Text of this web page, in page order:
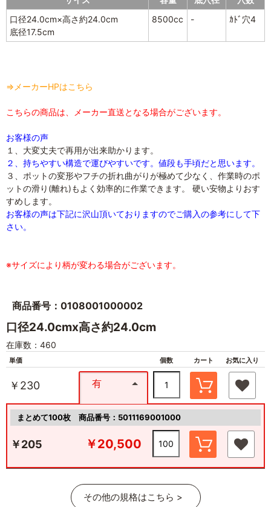
口径24.0cm×高さ約24.0cm
底径17.5cm
8500cc - ｶﾄﾞ穴4
⇒メーカーHPはこちら
こちらの商品は、メーカー直送となる場合がございます。
お客様の声
１、大変丈夫で再用が出来助かります。
２、持ちやすい構造で運びやすいです。値段も手頃だと思います。
３、ポットの変形やフチの折れ曲がりが極めて少なく、作業時のポ
ットの滑り(離れ)もよく効率的に作業できます。 硬い安物よりおす
すめします。
お客様の声は下記に沢山頂いておりますのでご購入の参考にして下
さい。
※サイズにより柄が変わる場合がございます。
商品番号：0108001000002
口径24.0cmx高さ約24.0cm
在庫数：460
単価 個数 カート お気に入り
￥230 有
まとめて100枚 商品番号：5011169001000
￥205 ￥20,500
その他の規格はこちら >